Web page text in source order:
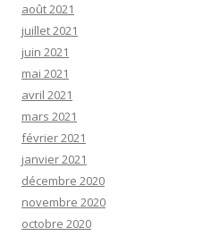
août 2021
juillet 2021
juin 2021
mai 2021
avril 2021
mars 2021
février 2021
janvier 2021
décembre 2020
novembre 2020
octobre 2020